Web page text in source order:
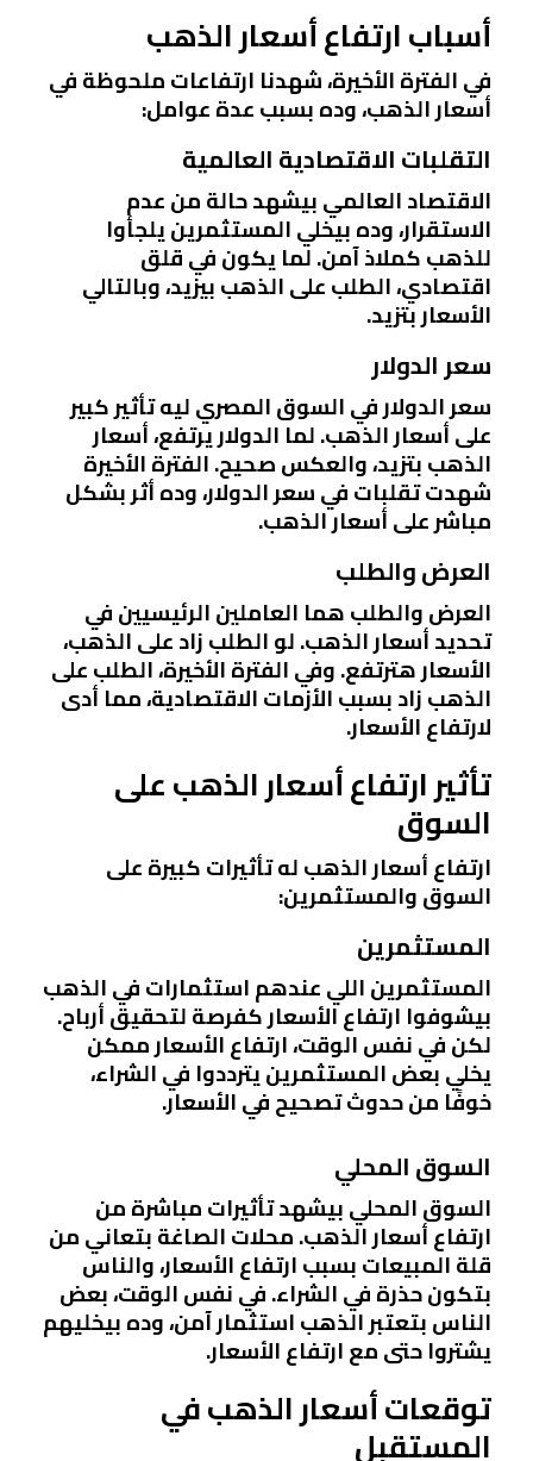
أسباب ارتفاع أسعار الذهب
في الفترة الأخيرة، شهدنا ارتفاعات ملحوظة في
أسعار الذهب، وده بسبب عدة عوامل:
التقلبات الاقتصادية العالمية
الاقتصاد العالمي بيشهد حالة من عدم
الاستقرار، وده بيخلي المستثمرين يلجأوا
للذهب كملاذ آمن. لما يكون في قلق
اقتصادي، الطلب على الذهب بيزيد، وبالتالي
الأسعار بتزيد.
سعر الدولار
سعر الدولار في السوق المصري ليه تأثير كبير
على أسعار الذهب. لما الدولار يرتفع، أسعار
الذهب بتزيد، والعكس صحيح. الفترة الأخيرة
شهدت تقلبات في سعر الدولار، وده أثر بشكل
مباشر على أسعار الذهب.
العرض والطلب
العرض والطلب هما العاملين الرئيسيين في
تحديد أسعار الذهب. لو الطلب زاد على الذهب،
الأسعار هترتفع. وفي الفترة الأخيرة، الطلب على
الذهب زاد بسبب الأزمات الاقتصادية، مما أدى
لارتفاع الأسعار.
تأثير ارتفاع أسعار الذهب على
السوق
ارتفاع أسعار الذهب له تأثيرات كبيرة على
السوق والمستثمرين:
المستثمرين
المستثمرين اللي عندهم استثمارات في الذهب
بيشوفوا ارتفاع الأسعار كفرصة لتحقيق أرباح.
لكن في نفس الوقت، ارتفاع الأسعار ممكن
يخلي بعض المستثمرين يترددوا في الشراء،
خوفًا من حدوث تصحيح في الأسعار.
السوق المحلي
السوق المحلي بيشهد تأثيرات مباشرة من
ارتفاع أسعار الذهب. محلات الصاغة بتعاني من
قلة المبيعات بسبب ارتفاع الأسعار، والناس
بتكون حذرة في الشراء. في نفس الوقت، بعض
الناس بتعتبر الذهب استثمار آمن، وده بيخليهم
يشتروا حتى مع ارتفاع الأسعار.
توقعات أسعار الذهب في
المستقبل